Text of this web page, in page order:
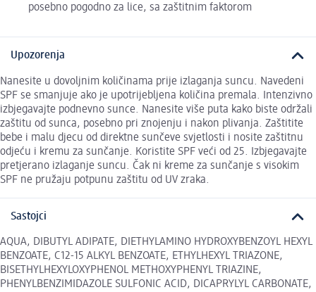
posebno pogodno za lice, sa zaštitnim faktorom
Upozorenja
Nanesite u dovoljnim količinama prije izlaganja suncu. Navedeni
SPF se smanjuje ako je upotrijebljena količina premala. Intenzivno
izbjegavajte podnevno sunce. Nanesite više puta kako biste održali
zaštitu od sunca, posebno pri znojenju i nakon plivanja. Zaštitite
bebe i malu djecu od direktne sunčeve svjetlosti i nosite zaštitnu
odjeću i kremu za sunčanje. Koristite SPF veći od 25. Izbjegavajte
pretjerano izlaganje suncu. Čak ni kreme za sunčanje s visokim
SPF ne pružaju potpunu zaštitu od UV zraka.
Sastojci
AQUA, DIBUTYL ADIPATE, DIETHYLAMINO HYDROXYBENZOYL HEXYL
BENZOATE, C12-15 ALKYL BENZOATE, ETHYLHEXYL TRIAZONE,
BISETHYLHEXYLOXYPHENOL METHOXYPHENYL TRIAZINE,
PHENYLBENZIMIDAZOLE SULFONIC ACID, DICAPRYLYL CARBONATE,